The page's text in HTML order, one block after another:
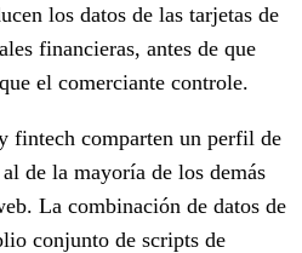
los datos de las tarjetas de
financieras, antes de que
el comerciante controle.
fintech comparten un perfil de
de la mayoría de los demás
La combinación de datos de
conjunto de scripts de